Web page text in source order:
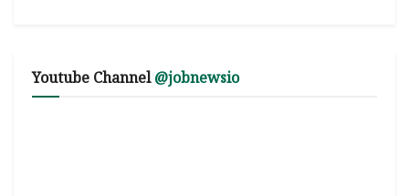
Youtube Channel@jobnewsio